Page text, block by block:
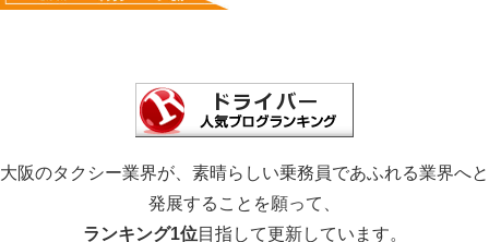
大阪のタクシー業界が、素晴らしい乗務員であふれる業界へと
発展することを願って、
ランキング1位目指して更新しています。